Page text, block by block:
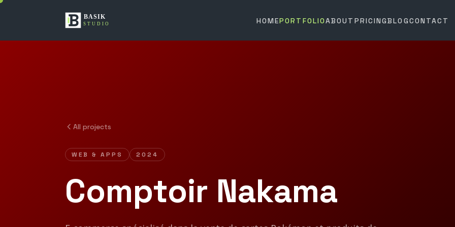
HOMEPORTFOLIOABOUT PRICINGBLOGCONTACT
All projects
WEB & APPS 2024
Comptoir Nakama